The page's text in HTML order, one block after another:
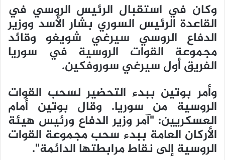
وكان في استقبال الرئيس الروسي في
القاعدة الرئيس السوري بشار الأسد ووزير
الدفاع الروسي سيرغي شويغو وقائد
مجموعة القوات الروسية في سوريا
الفريق أول سيرغي سوروفكين.
وأمر بوتين ببدء التحضير لسحب القوات
الروسية من سوريا. وقال بوتين أمام
العسكريين: "آمر وزير الدفاع ورئيس هيئة
الأركان العامة ببدء سحب مجموعة القوات
الروسية إلى نقاط مرابطتها الدائمة".